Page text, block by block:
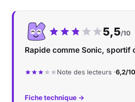
Notre note
5,5/10
Rapide comme Sonic, sportif
Note des lecteurs ·6,2/10
Fiche technique →